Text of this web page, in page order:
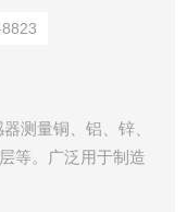
测量铜、铝、锌、
等。广泛用于制造